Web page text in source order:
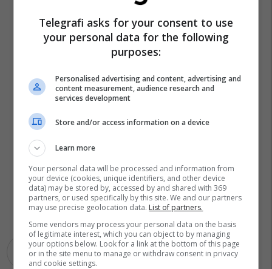
Greva Në Qkuk
Telegrafi asks for your consent to use
your personal data for the following
purposes:
Personalised advertising and content, advertising and
content measurement, audience research and
services development
Store and/or access information on a device
Learn more
Your personal data will be processed and information from
your device (cookies, unique identifiers, and other device
data) may be stored by, accessed by and shared with 369
partners, or used specifically by this site. We and our partners
may use precise geolocation data. List of partners.
Some vendors may process your personal data on the basis
of legitimate interest, which you can object to by managing
your options below. Look for a link at the bottom of this page
or in the site menu to manage or withdraw consent in privacy
and cookie settings.